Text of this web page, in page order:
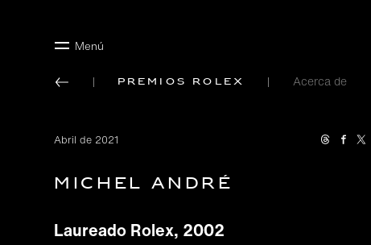
Menú
Premios Rolex Acerca de
Abril de 2021
Michel André
Laureado Rolex, 2002